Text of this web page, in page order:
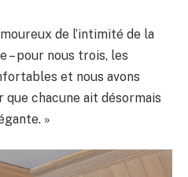
de l’intimité de la
– pour nous trois, les
et nous avons
chacune ait désormais
»